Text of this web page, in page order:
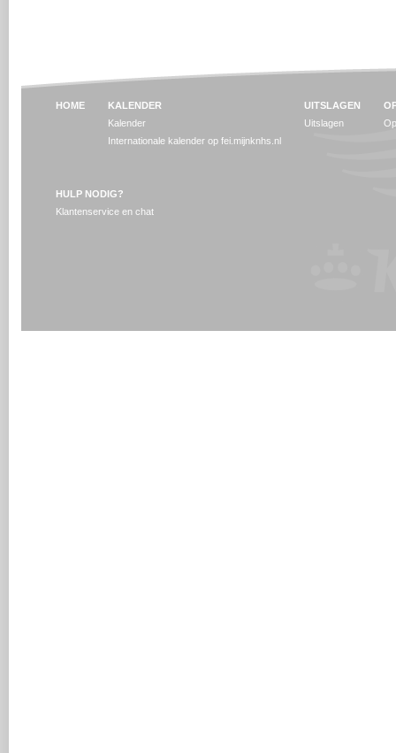
HOME
KALENDER
Kalender
Internationale kalender op fei.mijnknhs.nl
UITSLAGEN
Uitslagen
HULP NODIG?
Klantenservice en chat